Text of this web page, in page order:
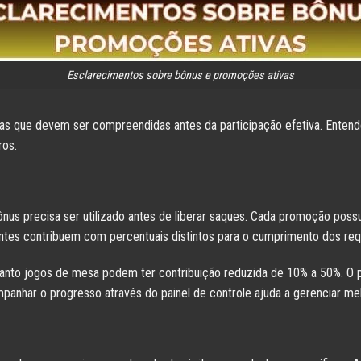
Esclarecimentos sobre bônus e promoções ativas
que devem ser compreendidas antes da participação efetiva.
precisa ser utilizado antes de liberar saques. Cada promoção
contribuem com percentuais distintos para o cumprimento dos
jogos de mesa podem ter contribuição reduzida de 10% a 50%.
o progresso através do painel de controle ajuda a gerenciar